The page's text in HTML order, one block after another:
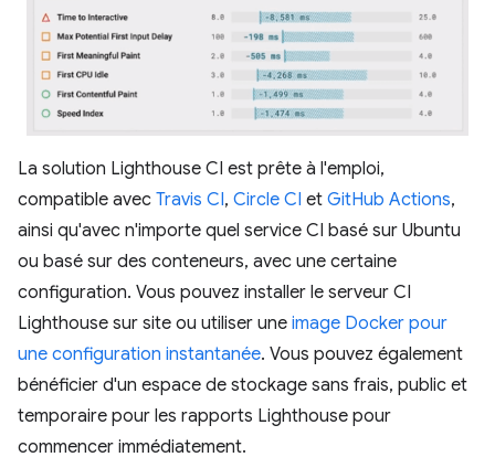
La solution Lighthouse CI est prête à l'emploi,
compatible avec Travis CI, Circle CI et GitHub Actions,
ainsi qu'avec n'importe quel service CI basé sur Ubuntu
ou basé sur des conteneurs, avec une certaine
configuration. Vous pouvez installer le serveur CI
Lighthouse sur site ou utiliser une image Docker pour
une configuration instantanée. Vous pouvez également
bénéficier d'un espace de stockage sans frais, public et
temporaire pour les rapports Lighthouse pour
commencer immédiatement.